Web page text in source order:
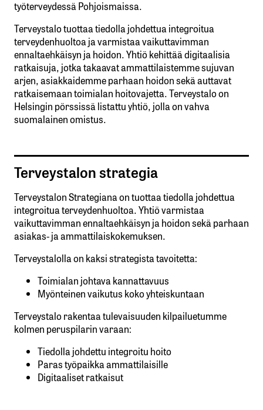
työterveydessä Pohjoismaissa.
Terveystalo tuottaa tiedolla johdettua integroitua
terveydenhuoltoa ja varmistaa vaikuttavimman
ennaltaehkäisyn ja hoidon. Yhtiö kehittää digitaalisia
ratkaisuja, jotka takaavat ammattilaistemme sujuvan
arjen, asiakkaidemme parhaan hoidon sekä auttavat
ratkaisemaan toimialan hoitovajetta. Terveystalo on
Helsingin pörssissä listattu yhtiö, jolla on vahva
suomalainen omistus.
Terveystalon strategia
Terveystalon Strategiana on tuottaa tiedolla johdettua
integroitua terveydenhuoltoa. Yhtiö varmistaa
vaikuttavimman ennaltaehkäisyn ja hoidon sekä parhaan
asiakas- ja ammattilaiskokemuksen.
Terveystalolla on kaksi strategista tavoitetta:
Toimialan johtava kannattavuus
Myönteinen vaikutus koko yhteiskuntaan
Terveystalo rakentaa tulevaisuuden kilpailuetumme
kolmen peruspilarin varaan:
Tiedolla johdettu integroitu hoito
Paras työpaikka ammattilaisille
Digitaaliset ratkaisut